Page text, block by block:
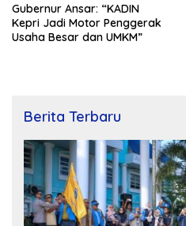
Gubernur Ansar: “KADIN
Kepri Jadi Motor Penggerak
Usaha Besar dan UMKM”
Berita Terbaru